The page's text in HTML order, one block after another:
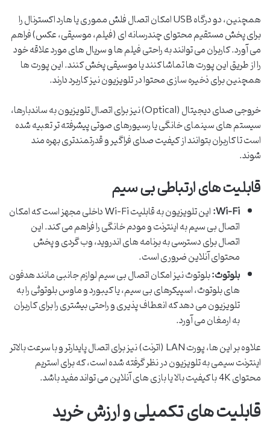
همچنین، دو درگاه USB امکان اتصال فلش مموری یا هارد اکسترنال را
برای پخش مستقیم محتوای چندرسانه ای (فیلم، موسیقی، عکس) فراهم
می آورد. کاربران می توانند به راحتی فیلم ها و سریال های مورد علاقه خود
را از طریق این پورت ها تماشا کنند یا موسیقی پخش کنند. این پورت ها
همچنین برای ذخیره سازی محتوا در تلویزیون نیز کاربرد دارند.
خروجی صدای دیجیتال (Optical) نیز برای اتصال تلویزیون به ساندبارها،
سیستم های سینمای خانگی یا رسیورهای صوتی پیشرفته تر تعبیه شده
است تا کاربران بتوانند از کیفیت صدای فراگیر و قدرتمندتری بهره مند
شوند.
قابلیت های ارتباطی بی سیم
Wi-Fi: این تلویزیون به قابلیت Wi-Fi داخلی مجهز است که امکان
اتصال بی سیم به اینترنت و مودم خانگی را فراهم می کند. این
اتصال برای دسترسی به برنامه های اندروید، وب گردی و پخش
محتوای آنلاین ضروری است.
بلوتوث:بلوتوث نیز امکان اتصال بی سیم لوازم جانبی مانند هدفون
های بلوتوث، اسپیکرهای بی سیم، یا کیبورد و ماوس بلوتوثی را به
تلویزیون می دهد که انعطاف پذیری و راحتی بیشتری را برای کاربران
به ارمغان می آورد.
علاوه بر این ها، پورت LAN (اترنت) نیز برای اتصال پایدارتر و با سرعت بالاتر
اینترنت سیمی به تلویزیون در نظر گرفته شده است، که برای استریم
محتوای 4K با کیفیت بالا یا بازی های آنلاین می تواند مفید باشد.
قابلیت های تکمیلی و ارزش خرید